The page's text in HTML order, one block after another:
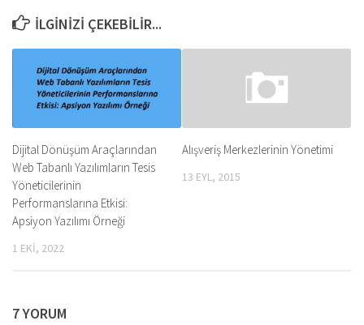
İLGINIZI ÇEKEBILIR...
Dijital Dönüşüm Araçlarından
Web Tabanlı Yazılımların Tesis
Yöneticilerinin
Performanslarına Etkisi:
Apsiyon Yazılımı Örneği
1 EKI, 2022
Alışveriş Merkezlerinin Yönetimi
13 EYL, 2015
7 YORUM